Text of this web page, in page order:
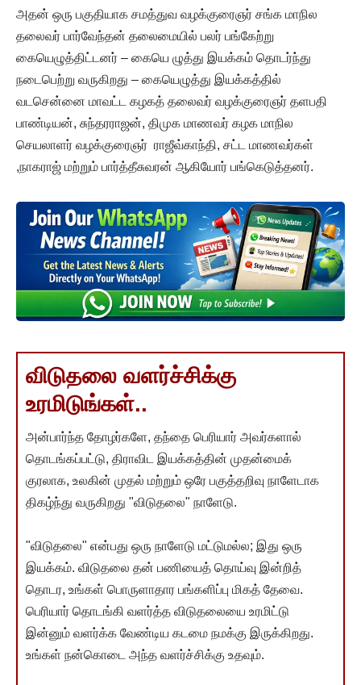
அதன் ஒரு பகுதியாக சமத்துவ வழக்குரைஞர் சங்க மாநில
தலைவர் பார்வேந்தன் தலைமையில் பலர் பங்கேற்று
கையெழுத்திட்டனர் – கையெ ழுத்து இயக்கம் தொடர்ந்து
நடைபெற்று வருகிறது – கையெழுத்து இயக்கத்தில்
வடசென்னை மாவட்ட கழகத் தலைவர் வழக்குரைஞர் தளபதி
பாண்டியன், சுந்தரராஜன், திமுக மாணவர் கழக மாநில
செயலாளர் வழக்குரைஞர் ராஜீவ்காந்தி, சட்ட மாணவர்கள்
,நாகராஜ் மற்றும் பார்த்தீசுவரன் ஆகியோர் பங்கெடுத்தனர்.
விடுதலை வளர்ச்சிக்கு
உரமிடுங்கள்..
அன்பார்ந்த தோழர்களே, தந்தை பெரியார் அவர்களால்
தொடங்கப்பட்டு, திராவிட இயக்கத்தின் முதன்மைக்
குரலாக, உலகின் முதல் மற்றும் ஒரே பகுத்தறிவு நாளேடாக
திகழ்ந்து வருகிறது "விடுதலை" நாளேடு.
"விடுதலை" என்பது ஒரு நாளேடு மட்டுமல்ல; இது ஒரு
இயக்கம். விடுதலை தன் பணியைத் தொய்வு இன்றித்
தொடர, உங்கள் பொருளாதார பங்களிப்பு மிகத் தேவை.
பெரியார் தொடங்கி வளர்த்த விடுதலையை உரமிட்டு
இன்னும் வளர்க்க வேண்டிய கடமை நமக்கு இருக்கிறது.
உங்கள் நன்கொடை அந்த வளர்ச்சிக்கு உதவும்.